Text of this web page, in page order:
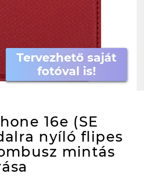
Tervezhető saját
fotóval is!
16e (SE
nyíló flipes
mintás